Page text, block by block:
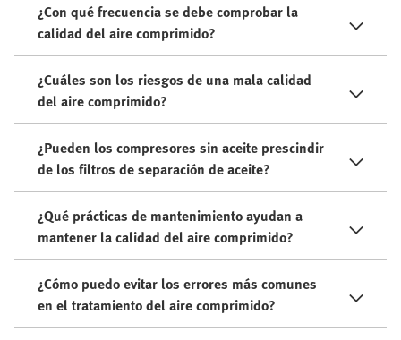
¿Con qué frecuencia se debe comprobar la
calidad del aire comprimido?
¿Cuáles son los riesgos de una mala calidad
del aire comprimido?
¿Pueden los compresores sin aceite prescindir
de los filtros de separación de aceite?
¿Qué prácticas de mantenimiento ayudan a
mantener la calidad del aire comprimido?
¿Cómo puedo evitar los errores más comunes
en el tratamiento del aire comprimido?